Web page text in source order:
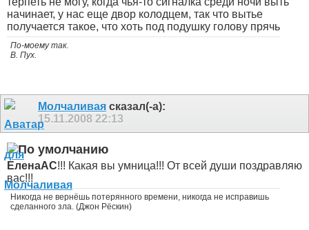
начинает, у нас еще двор колодцем, так что вытье
получается такое, что хоть под подушку голову прячь
По-моему так.
В. Пух.
Молчаливая сказал(-а):
15.11.2008 22:13
ЕленаАС!!! Какая вы умница!!! От всей души поздравляю
вас!!!
Никогда не вернёшь потерянного времени, никогда не исправишь
сделанного зла. (Джон Рёскин)